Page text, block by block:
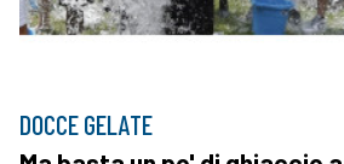
DOCCE GELATE